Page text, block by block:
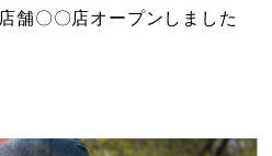
舗〇〇店オープンしました